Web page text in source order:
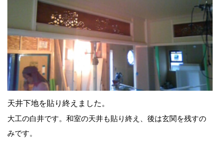
天井下地を貼り終えました。
大工の白井です。和室の天井も貼り終え、後は玄関を残すの
みです。